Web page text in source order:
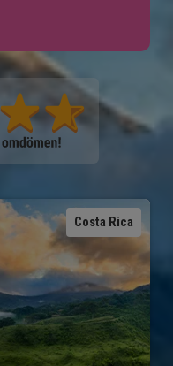
Costa Rica